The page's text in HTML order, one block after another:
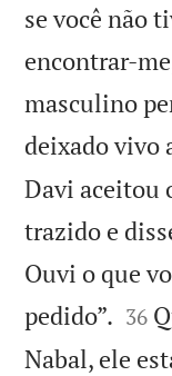
se você não
encontrar-
masculino
deixado vivo
Davi aceitou
trazido e
Ouvi o que
pedido”. 

36
Nabal, ele